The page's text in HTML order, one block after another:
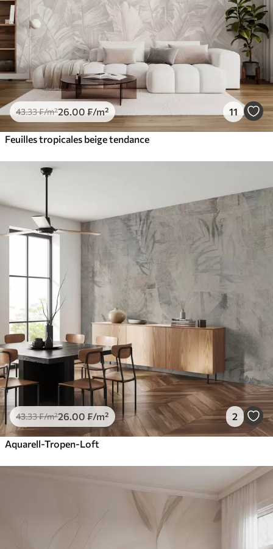
43.33₣/m²26 .00 ₣/m² 11
Feuilles tropicales beige tendance
43.33₣/m²26 .00 ₣/m² 2
Aquarell-Tropen-Loft